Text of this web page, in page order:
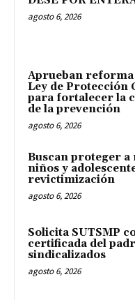
agosto 6, 2026
Aprueban reforma
Ley de Protección
para fortalecer la
de la prevención
agosto 6, 2026
Buscan proteger a
niños y
revictimización
agosto 6, 2026
Solicita SUTSMP
certificada del
sindicalizados
agosto 6, 2026